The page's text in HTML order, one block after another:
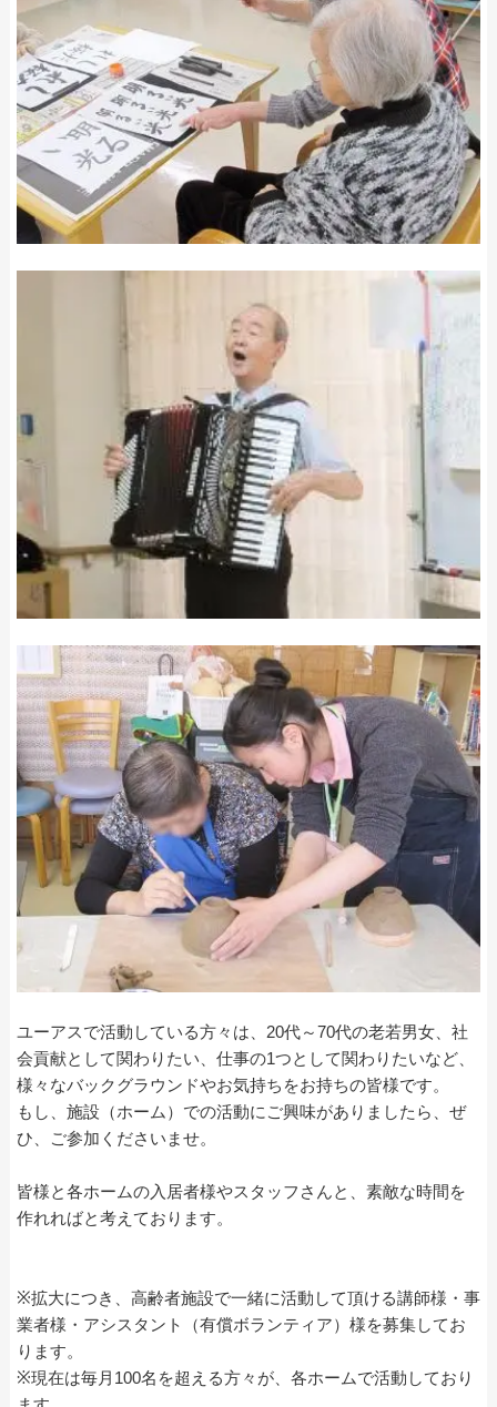
ユーアスで活動している方々は、20代～70代の老若男女、社
会貢献として関わりたい、仕事の1つとして関わりたいなど、
様々なバックグラウンドやお気持ちをお持ちの皆様です。
もし、施設（ホーム）での活動にご興味がありましたら、ぜ
ひ、ご参加くださいませ。
皆様と各ホームの入居者様やスタッフさんと、素敵な時間を
作れればと考えております。
※拡大につき、高齢者施設で一緒に活動して頂ける講師様・事
業者様・アシスタント（有償ボランティア）様を募集してお
ります。
※現在は毎月100名を超える方々が、各ホームで活動しており